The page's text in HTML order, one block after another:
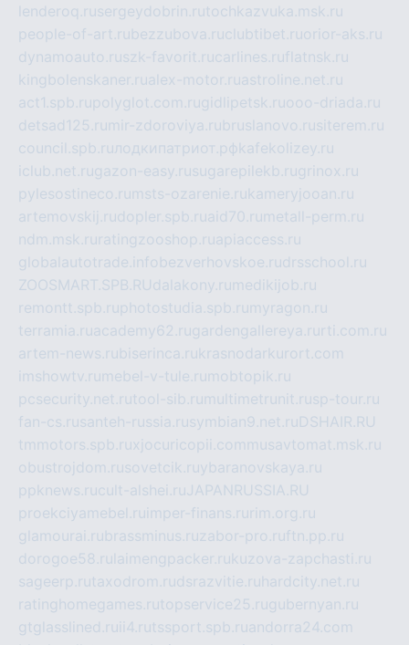
lenderoq.rusergeydobrin.rutochkazvuka.msk.ru
people-of-art.rubezzubova.ruclubtibet.ruorior-aks.ru
dynamoauto.ruszk-favorit.rucarlines.ruflatnsk.ru
kingbolenskaner.rualex-motor.ruastroline.net.ru
act1.spb.rupolyglot.com.rugidlipetsk.ruooo-driada.ru
detsad125.ru mir-zdoroviya.rubruslanovo.rusiterem.ru
council.spb.ruлодкипатриот.рфkafekolizey.ru
iclub.net.rugazon-easy.rusugarepilekb.rugrinox.ru
pylesostineco.ru msts-ozarenie.rukameryjooan.ru
artemovskij.rudopler.spb.ruaid70.ru metall-perm.ru
ndm.msk.ru ratingzooshop.ruapiaccess.ru
globalautotrade.info bezverhovskoe.rudrsschool.ru
ZOOSMART.SPB.RUdalakony.ru medikijob.ru
remontt.spb.ruphotostudia.spb.ru myragon.ru
terramia.ruacademy62.rugardengallereya.ru rti.com.ru
artem-news.rubiserinca.rukrasnodarkurort.com
imshowtv.ru mebel-v-tule.ru mobtopik.ru
pcsecurity.net.rutool-sib.ru multimetrunit.rusp-tour.ru
fan-cs.rusanteh-russia.rusymbian9.net.ruDSHAIR.RU
tmmotors.spb.ruxjocuricopii.com musavtomat.msk.ru
obustrojdom.rusovetcik.ruybaranovskaya.ru
ppknews.rucult-alshei.ruJAPANRUSSIA.RU
proekciyamebel.ru imper-finans.ru rim.org.ru
glamourai.rubrassminus.ruzabor-pro.ruftn.pp.ru
dorogoe58.ru laimengpacker.rukuzova-zapchasti.ru
sageerp.rutaxodrom.rudsrazvitie.ru hardcity.net.ru
ratinghomegames.rutopservice25.rugubernyan.ru
gtglasslined.ru ii4.rutssport.spb.ruandorra24.com